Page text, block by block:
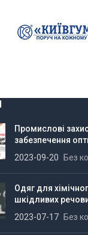
Промислові
забезпечення
2023-09-20
Без
Одяг для
шкідливих
2023-07-17
Без